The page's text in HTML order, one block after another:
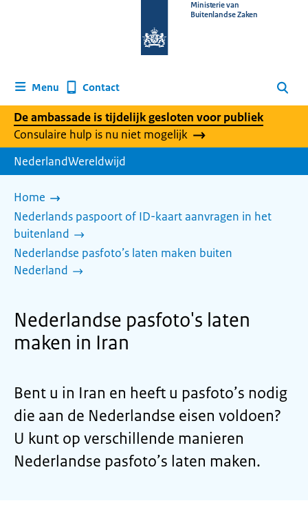
homepage
Ministerie van
Buitenlandse Zaken
Menu Contact Zoeken
De ambassade is tijdelijk gesloten voor publiek
Consulaire hulp is nu niet mogelijk
NederlandWereldwijd
Home
Nederlands paspoort of ID-kaart aanvragen in het
buitenland
Nederlandse pasfoto’s laten maken buiten
Nederland
Nederlandse pasfoto's laten
maken in Iran
Bent u in Iran en heeft u pasfoto’s nodig
die aan de Nederlandse eisen voldoen?
U kunt op verschillende manieren
Nederlandse pasfoto’s laten maken.